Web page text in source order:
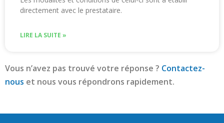
directement avec le prestataire.
LIRE LA SUITE »
Vous n’avez pas trouvé votre réponse ? Contactez-
nous et nous vous répondrons rapidement.